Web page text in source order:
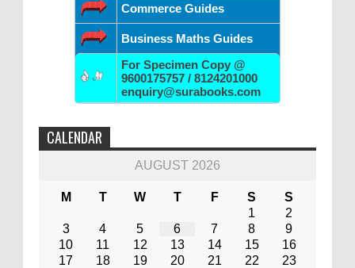
Commerce Guides
Business Maths Guides
For Specimen Copy @
9600175757 / 8124201000
enquiry@surabooks.com
CALENDAR
AUGUST 2026
M T W T F S
S
1
2
3
4 5 6 7 8
9
10
11 12 13 14 15
16
17
18 19 20 21 22
23